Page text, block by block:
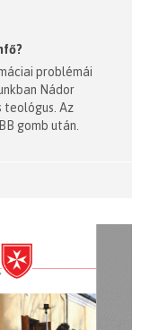
problémái
Nádor
teológus. Az
gomb után.